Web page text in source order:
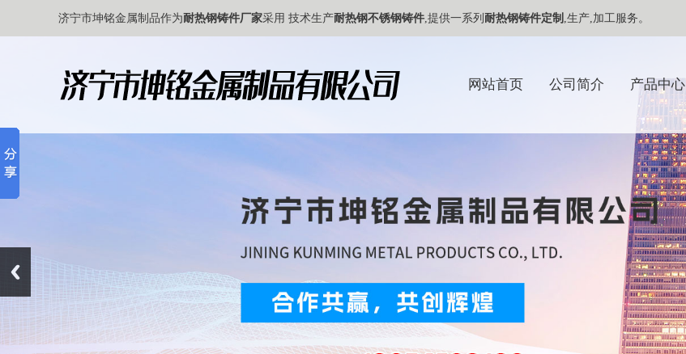
济宁市坤铭金属制品作为耐热钢铸件厂家采用 技术生产耐热钢不锈钢铸件,提供一系列 耐热钢铸件定制 ,生产,加工服务。
网站首页 公司简介 产品中心